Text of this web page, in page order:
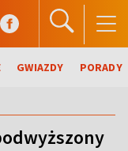
GWIAZDY PORADY